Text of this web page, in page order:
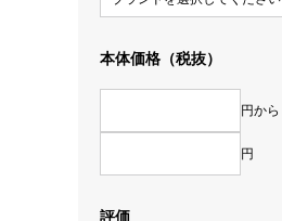
本体価格（税抜）
円から
円
評価